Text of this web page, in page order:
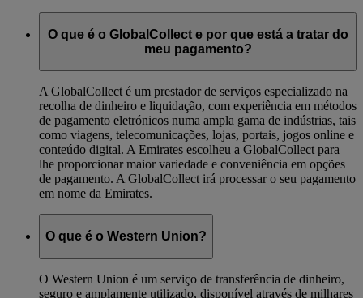
O que é o GlobalCollect e por que está a tratar do
meu pagamento?
A GlobalCollect é um prestador de serviços especializado na
recolha de dinheiro e liquidação, com experiência em métodos
de pagamento eletrónicos numa ampla gama de indústrias, tais
como viagens, telecomunicações, lojas, portais, jogos online e
conteúdo digital. A Emirates escolheu a GlobalCollect para
lhe proporcionar maior variedade e conveniência em opções
de pagamento. A GlobalCollect irá processar o seu pagamento
em nome da Emirates.
O que é o Western Union?
O Western Union é um serviço de transferência de dinheiro,
seguro e amplamente utilizado, disponível através de milhares